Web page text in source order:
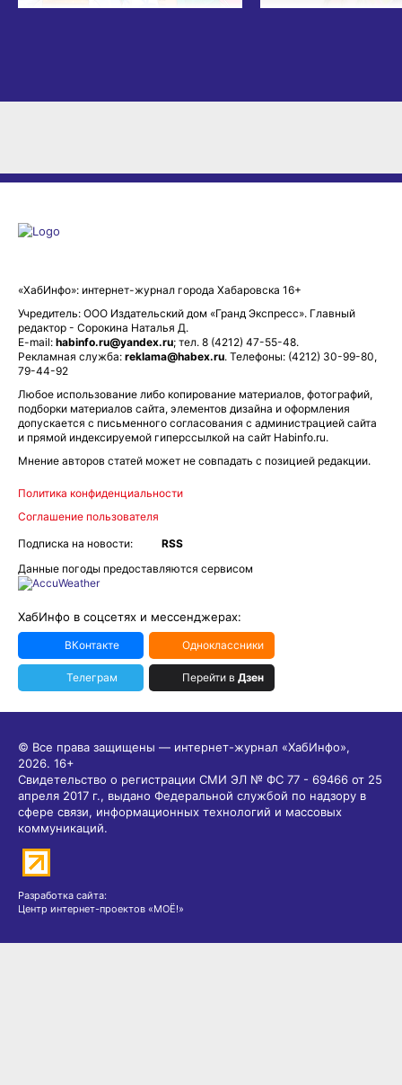
«ХабИнфо»: интернет-журнал города Хабаровска 16+
Учредитель: ООО Издательский дом «Гранд Экспресс». Главный
редактор - Сорокина Наталья Д.
E-mail: habinfo.ru@yandex.ru; тел. 8 (4212) 47-55-48.
Рекламная служба: reklama@habex.ru. Телефоны: (4212) 30-99-80,
79-44-92
Любое использование либо копирование материалов, фотографий,
подборки материалов сайта, элементов дизайна и оформления
допускается с письменного согласования с администрацией сайта
и прямой индексируемой гиперссылкой на сайт Habinfo.ru.
Мнение авторов статей может не совпадать с позицией редакции.
Политика конфиденциальности
Соглашение пользователя
Подписка на новости:
RSS
Данные погоды предоставляются сервисом
ХабИнфо в соцсетях и мессенджерах:
ВКонтакте Одноклассники
Телеграм Перейти в Дзен
© Все права защищены — интернет-журнал «ХабИнфо»,
2026. 16+
Свидетельство о регистрации СМИ ЭЛ № ФС 77 - 69466 от 25
апреля 2017 г., выдано Федеральной службой по надзору в
сфере связи, информационных технологий и массовых
коммуникаций.
Разработка сайта:
Центр интернет-проектов «МОЁ!»